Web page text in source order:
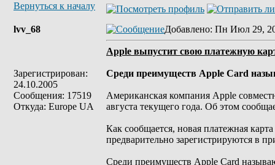
Вернуться к началу
lvv_68
Зарегистрирован:
24.10.2005
Сообщения: 17519
Откуда: Europe UA
Добавлено: Пн Июл 29,
Apple выпустит свою платежную
Среди преимуществ Apple Card
Американская компания Apple
августа текущего года. Об этом
Как сообщается, новая платежная
предварительно зарегистрируются в
Среди преимуществ Apple Card